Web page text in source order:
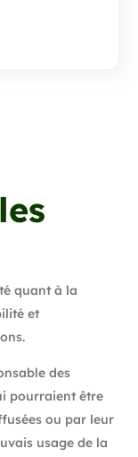
quant à la
et
des
pourraient être
ou par leur
usage de la